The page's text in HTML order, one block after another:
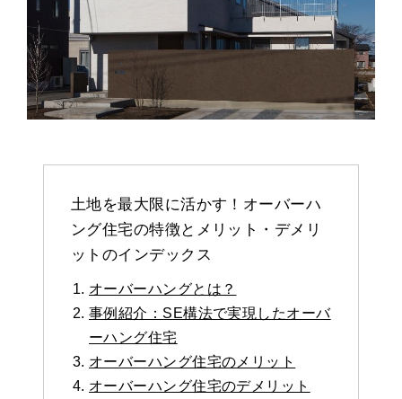
土地を最大限に活かす！オーバーハ
ング住宅の特徴とメリット・デメリ
ットのインデックス
オーバーハングとは？
事例紹介：SE構法で実現したオーバ
ーハング住宅
オーバーハング住宅のメリット
オーバーハング住宅のデメリット